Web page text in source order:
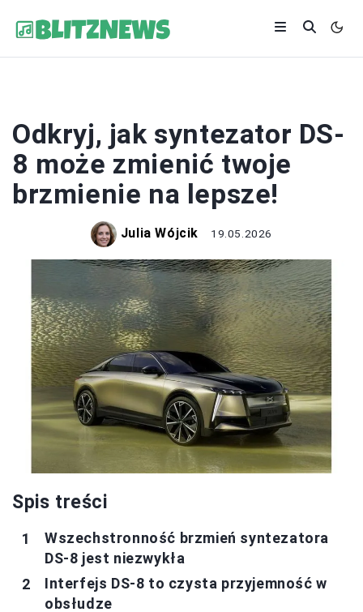
Odkryj, jak syntezator DS-
8 może zmienić twoje
brzmienie na lepsze!
Julia Wójcik 19.05.2026
Spis treści
Wszechstronność brzmień syntezatora
DS-8 jest niezwykła
Interfejs DS-8 to czysta przyjemność w
obsłudze